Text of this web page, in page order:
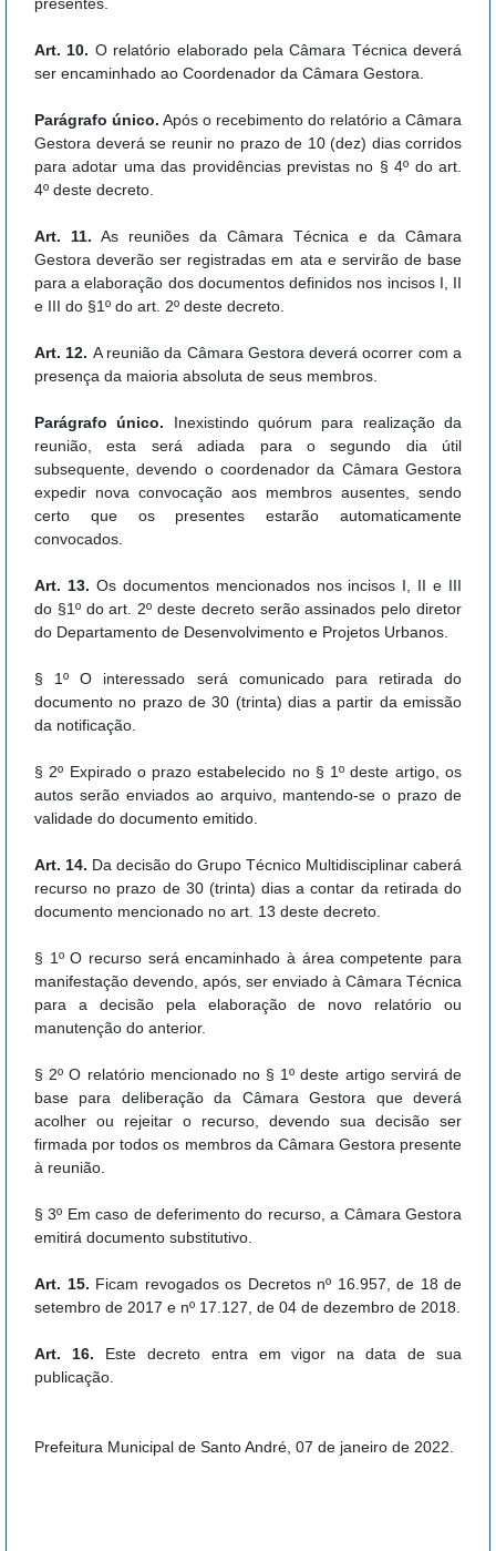
Art. 10. O relatório elaborado pela Câmara Técnica deverá
ser encaminhado ao Coordenador da Câmara Gestora.
Parágrafo único. Após o recebimento do relatório a Câmara
Gestora deverá se reunir no prazo de 10 (dez) dias corridos
para adotar uma das providências previstas no § 4º do art.
4º deste decreto.
Art. 11. As reuniões da Câmara Técnica e da Câmara
Gestora deverão ser registradas em ata e servirão de base
para a elaboração dos documentos definidos nos incisos I, II
e III do §1º do art. 2º deste decreto.
Art. 12. A reunião da Câmara Gestora deverá ocorrer com a
presença da maioria absoluta de seus membros.
Parágrafo único. Inexistindo quórum para realização da
reunião, esta será adiada para o segundo dia útil
subsequente, devendo o coordenador da Câmara Gestora
expedir nova convocação aos membros ausentes, sendo
certo que os presentes estarão automaticamente
convocados.
Art. 13. Os documentos mencionados nos incisos I, II e III
do §1º do art. 2º deste decreto serão assinados pelo diretor
do Departamento de Desenvolvimento e Projetos Urbanos.
§ 1º O interessado será comunicado para retirada do
documento no prazo de 30 (trinta) dias a partir da emissão
da notificação.
§ 2º Expirado o prazo estabelecido no § 1º deste artigo, os
autos serão enviados ao arquivo, mantendo-se o prazo de
validade do documento emitido.
Art. 14. Da decisão do Grupo Técnico Multidisciplinar caberá
recurso no prazo de 30 (trinta) dias a contar da retirada do
documento mencionado no art. 13 deste decreto.
§ 1º O recurso será encaminhado à área competente para
manifestação devendo, após, ser enviado à Câmara Técnica
para a decisão pela elaboração de novo relatório ou
manutenção do anterior.
§ 2º O relatório mencionado no § 1º deste artigo servirá de
base para deliberação da Câmara Gestora que deverá
acolher ou rejeitar o recurso, devendo sua decisão ser
firmada por todos os membros da Câmara Gestora presente
à reunião.
§ 3º Em caso de deferimento do recurso, a Câmara Gestora
emitirá documento substitutivo.
Art. 15. Ficam revogados os Decretos nº 16.957, de 18 de
setembro de 2017 e nº 17.127, de 04 de dezembro de 2018.
Art. 16. Este decreto entra em vigor na data de sua
publicação.
Prefeitura Municipal de Santo André, 07 de janeiro de 2022.